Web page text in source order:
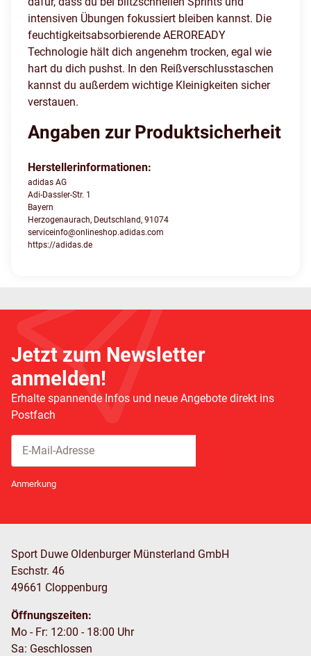
intensiven Übungen fokussiert bleiben kannst. Die
feuchtigkeitsabsorbierende AEROREADY
Technologie hält dich angenehm trocken, egal wie
hart du dich pushst. In den Reißverschlusstaschen
kannst du außerdem wichtige Kleinigkeiten sicher
verstauen.
Angaben zur Produktsicherheit
Herstellerinformationen:
adidas AG
Adi-Dassler-Str. 1
Bayern
Herzogenaurach, Deutschland, 91074
serviceinfo@onlineshop.adidas.com
https://adidas.de
Jetzt zum Newsletter
anmelden!
Erhalte spannende Infos und neue Angebote direkt ins
Postfach
Anmerkung
Sport Duwe Oldenburger Münsterland GmbH
Eschstr. 46
49661 Cloppenburg
Öffnungszeiten:
Mo - Fr: 12:00 - 18:00 Uhr
Sa: Geschlossen